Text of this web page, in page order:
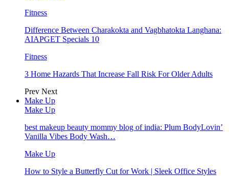
Fitness
Difference Between Charakokta and Vagbhatokta Langhana:
AIAPGET Specials 10
Fitness
3 Home Hazards That Increase Fall Risk For Older Adults
Prev Next
Make Up
Make Up
best makeup beauty mommy blog of india: Plum BodyLovin’
Vanilla Vibes Body Wash…
Make Up
How to Style a Butterfly Cut for Work | Sleek Office Styles